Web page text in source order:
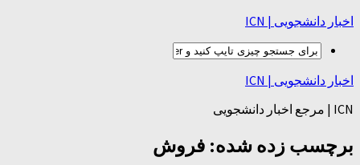
اخبار دانشجویی | ICN
اخبار دانشجویی | ICN
ICN | مرجع اخبار دانشجویی
برچسب زده شده: فروش